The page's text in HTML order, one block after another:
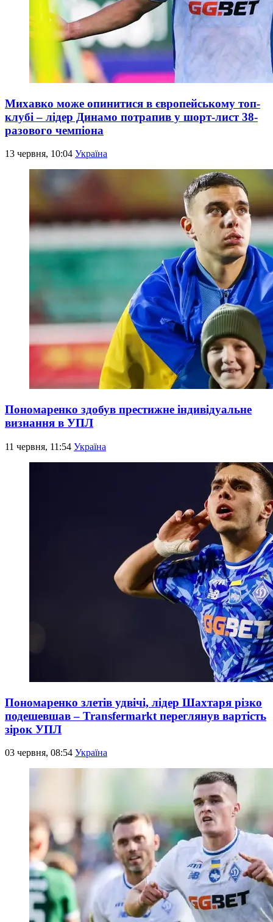
Михавко може опинитися в європейському топ-
клубі – лідер Динамо потрапив у шорт-лист 38-
разового чемпіона
13 червня, 10:04 Україна
Пономаренко здобув престижне індивідуальне
визнання в УПЛ
11 червня, 11:54 Україна
Пономаренко злетів удвічі, лідер Шахтаря різко
подешевшав – Transfermarkt переглянув вартість
зірок УПЛ
03 червня, 08:54 Україна